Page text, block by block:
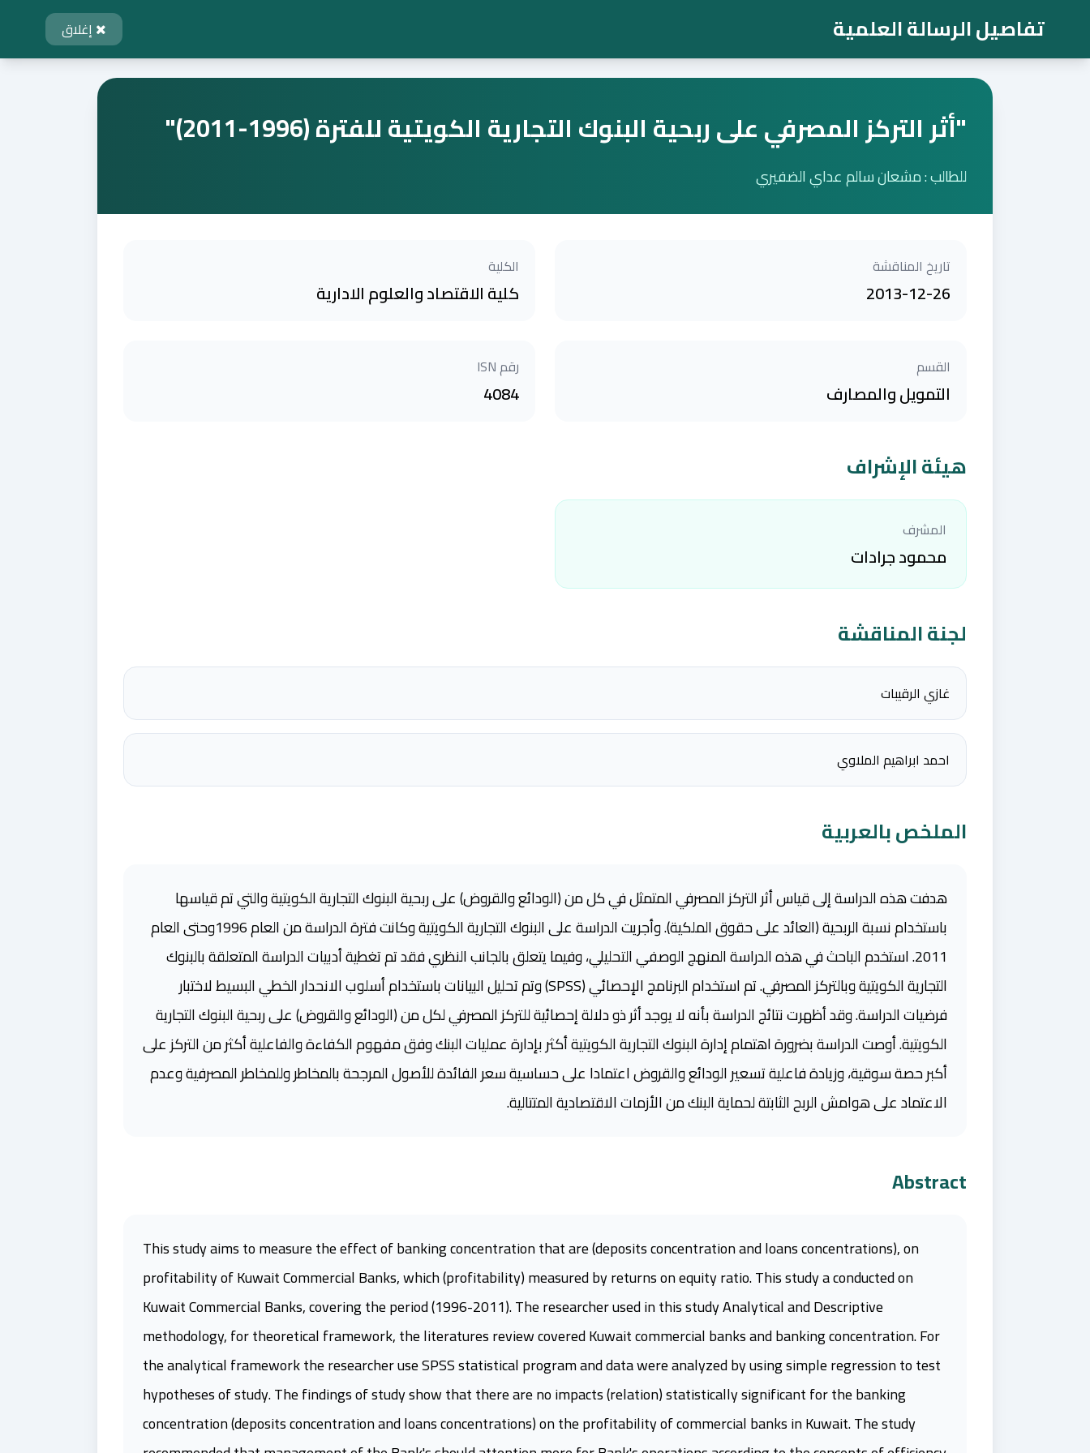
تفاصيل الرسالة العلمية
"أثر التركز المصرفي على ربحية البنوك التجارية الكويتية للفترة (1996-2011)"
للطالب : مشعان سالم عداي الضفيري
تاريخ المناقشة
2013-12-26
الكلية
كلية الاقتصاد والعلوم الادارية
القسم
التمويل والمصارف
رقم ISN
4084
هيئة الإشراف
المشرف
محمود جرادات
لجنة المناقشة
غازي الرقيبات
احمد ابراهيم الملاوي
الملخص بالعربية
هدفت هذه الدراسة إلى قياس أثر التركز المصرفي المتمثل في كل من (الودائع والقروض) على ربحية البنوك التجارية الكويتية والتي تم قياسها
باستخدام نسبة الربحية (العائد على حقوق الملكية). وأجريت الدراسة على البنوك التجارية الكويتية وكانت فترة الدراسة من العام 1996وحتى العام
2011. استخدم الباحث في هذه الدراسة المنهج الوصفي التحليلي، وفيما يتعلق بالجانب النظري فقد تم تغطية أدبيات الدراسة المتعلقة بالبنوك
التجارية الكويتية وبالتركز المصرفي. تم استخدام البرنامج الإحصائي (SPSS) وتم تحليل البيانات باستخدام أسلوب الانحدار الخطي البسيط لاختبار
فرضيات الدراسة. وقد أظهرت نتائج الدراسة بأنه لا يوجد أثر ذو دلالة إحصائية للتركز المصرفي لكل من (الودائع والقروض) على ربحية البنوك التجارية
الكويتية. أوصت الدراسة بضرورة اهتمام إدارة البنوك التجارية الكويتية أكثر بإدارة عمليات البنك وفق مفهوم الكفاءة والفاعلية أكثر من التركز على
أكبر حصة سوقية، وزيادة فاعلية تسعير الودائع والقروض اعتمادا على حساسية سعر الفائدة للأصول المرجحة بالمخاطر وللمخاطر المصرفية وعدم
الاعتماد على هوامش الربح الثابتة لحماية البنك من الأزمات الاقتصادية المتتالية.
Abstract
This study aims to measure the effect of banking concentration that are (deposits concentration and loans concentrations), on
profitability of Kuwait Commercial Banks, which (profitability) measured by returns on equity ratio. This study a conducted on
Kuwait Commercial Banks, covering the period (1996-2011). The researcher used in this study Analytical and Descriptive
methodology, for theoretical framework, the literatures review covered Kuwait commercial banks and banking concentration. For
the analytical framework the researcher use SPSS statistical program and data were analyzed by using simple regression to test
hypotheses of study. The findings of study show that there are no impacts (relation) statistically significant for the banking
concentration (deposits concentration and loans concentrations) on the profitability of commercial banks in Kuwait. The study